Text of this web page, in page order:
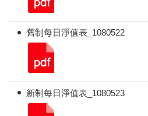
舊制每日淨值表_1080522
新制每日淨值表_1080523